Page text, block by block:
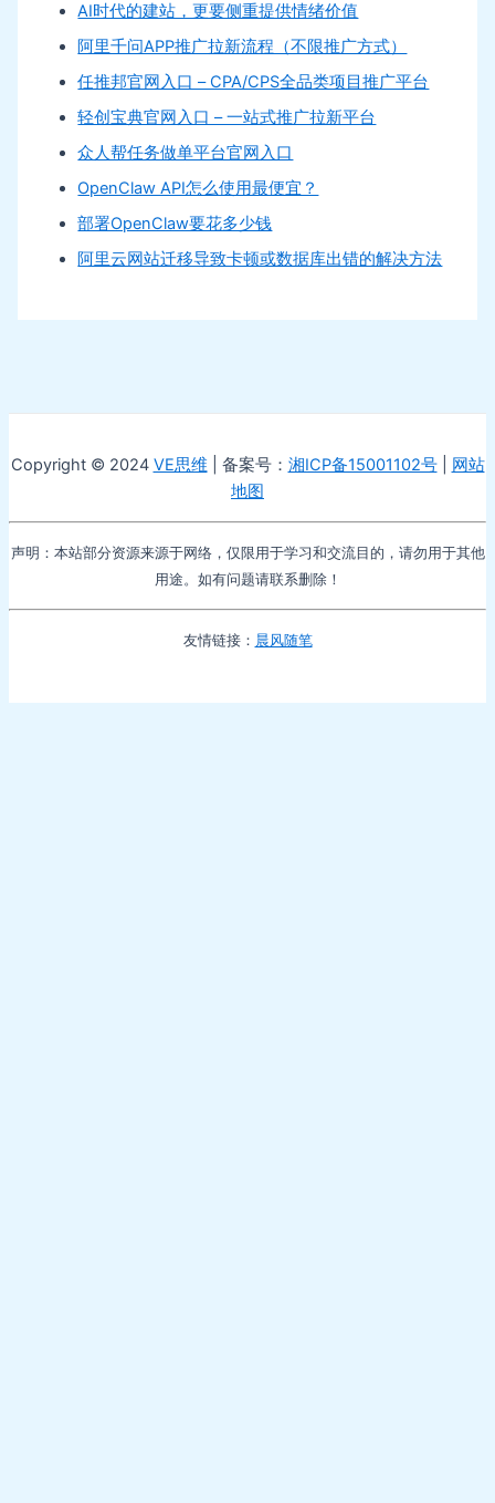
AI时代的建站，更要侧重提供情绪价值
阿里千问APP推广拉新流程（不限推广方式）
任推邦官网入口 – CPA/CPS全品类项目推广平台
轻创宝典官网入口 – 一站式推广拉新平台
众人帮任务做单平台官网入口
OpenClaw API怎么使用最便宜？
部署OpenClaw要花多少钱
阿里云网站迁移导致卡顿或数据库出错的解决方法
Copyright © 2024 VE思维 | 备案号： 湘ICP备15001102号| 网站
地图
声明：本站部分资源来源于网络，仅限用于学习和交流目的，请勿用于其他
用途。如有问题请联系删除！
友情链接： 晨风随笔